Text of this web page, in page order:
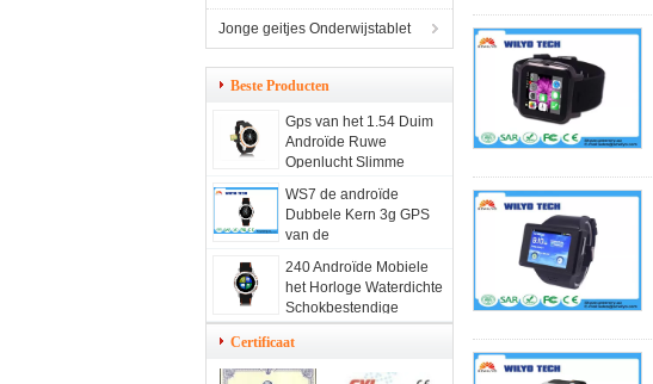
Jonge geitjes Onderwijstablet
Beste Producten
Gps van het 1.54 Duim
Androïde Ruwe
Openlucht Slimme
Dubbele Kern
WS7 de androïde
Dubbele Kern 3g GPS
van de
Ruw voor in openlucht
240 Androïde Mobiele
het Horloge Waterdichte
Schokbestendige
Stofdicht van x 240p
voor in openlucht
Certificaat